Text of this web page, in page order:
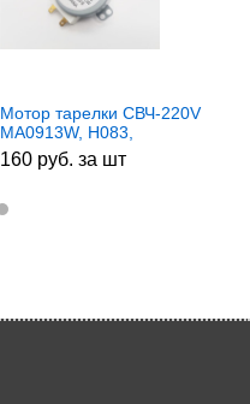
Мотор тарелки СВЧ-220V
MA0913W, H083,
MCW501UN, `CU0704
160 руб. за шт